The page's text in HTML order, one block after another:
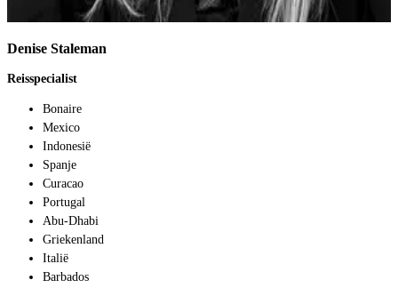
Denise Staleman
Reisspecialist
Bonaire
Mexico
Indonesië
Spanje
Curacao
Portugal
Abu-Dhabi
Griekenland
Italië
Barbados